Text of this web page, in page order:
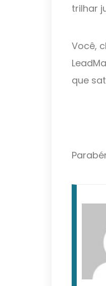
trilhar
Você,
que